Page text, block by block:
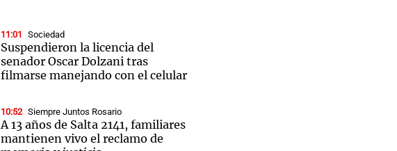
11:01 Sociedad
Suspendieron la licencia del
senador Oscar Dolzani tras
filmarse manejando con el celular
10:52 Siempre Juntos Rosario
A 13 años de Salta 2141, familiares
mantienen vivo el reclamo de